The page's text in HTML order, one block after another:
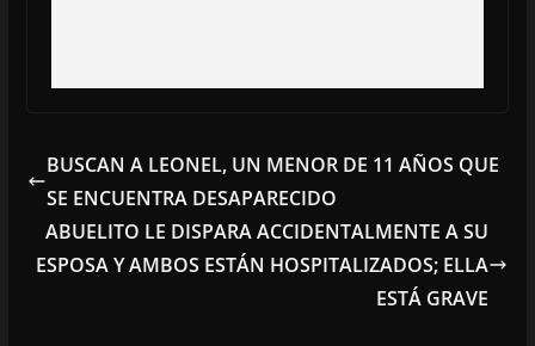
BUSCAN A LEONEL, UN MENOR DE 11 AÑOS QUE
SE ENCUENTRA DESAPARECIDO
ABUELITO LE DISPARA ACCIDENTALMENTE A SU
ESPOSA Y AMBOS ESTÁN HOSPITALIZADOS; ELLA
ESTÁ GRAVE